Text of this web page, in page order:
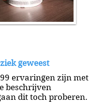
geweest
ervaringen zijn met
beschrijven
dit toch proberen.